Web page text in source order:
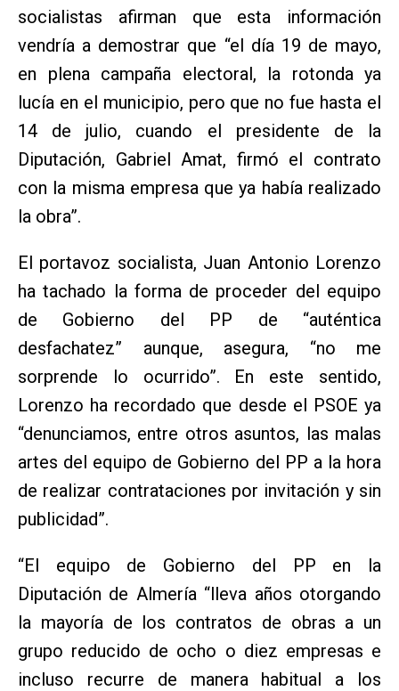
socialistas afirman que esta información
vendría a demostrar que “el día 19 de mayo,
en plena campaña electoral, la rotonda ya
lucía en el municipio, pero que no fue hasta el
14 de julio, cuando el presidente de la
Diputación, Gabriel Amat, firmó el contrato
con la misma empresa que ya había realizado
la obra”.
El portavoz socialista, Juan Antonio Lorenzo
ha tachado la forma de proceder del equipo
de Gobierno del PP de “auténtica
desfachatez” aunque, asegura, “no me
sorprende lo ocurrido”. En este sentido,
Lorenzo ha recordado que desde el PSOE ya
“denunciamos, entre otros asuntos, las malas
artes del equipo de Gobierno del PP a la hora
de realizar contrataciones por invitación y sin
publicidad”.
“El equipo de Gobierno del PP en la
Diputación de Almería “lleva años otorgando
la mayoría de los contratos de obras a un
grupo reducido de ocho o diez empresas e
incluso recurre de manera habitual a los